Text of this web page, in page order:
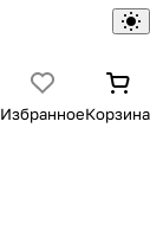
ИзбранноеКорзина